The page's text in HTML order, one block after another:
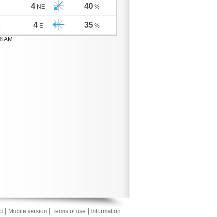
4 NE 40 %
4 E 35 %
AM
| Mobile version Terms of use Information